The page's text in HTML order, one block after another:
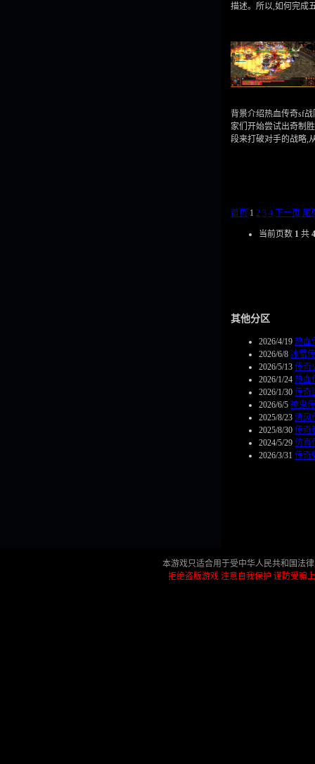
描述。所以,如何完成
背景介绍热血传奇sf
家们开始尝试出奇制
段来打破对手的战略,
首页 1 2 3 4 下一页 尾
当前页数 1 共 4
其他分区
2026/4/19 热血
2026/6/8 冰雪
2026/5/13 传奇
2026/1/24 热血
2026/1/30 传奇
2026/6/5 神鬼
2025/8/23 清风
2025/8/30 传奇
2024/5/29 仿真
2026/3/31 传奇
本游戏只适合用于受中华人民共和国法
拒绝盗版游戏 注意自我保护 谨防受骗